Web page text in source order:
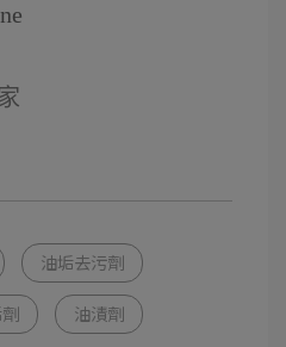
油垢去污劑
油漬劑